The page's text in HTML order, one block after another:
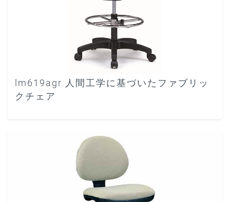
lm619agr 人間工学に基づいたファブリッ
クチェア